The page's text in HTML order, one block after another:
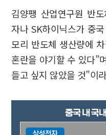
김양팽 산업연구원 반
자나 SK하이닉스가 중
모리 반도체 생산량에
혼란을 야기할 수 있다”
들고 싶지 않았을 것”이